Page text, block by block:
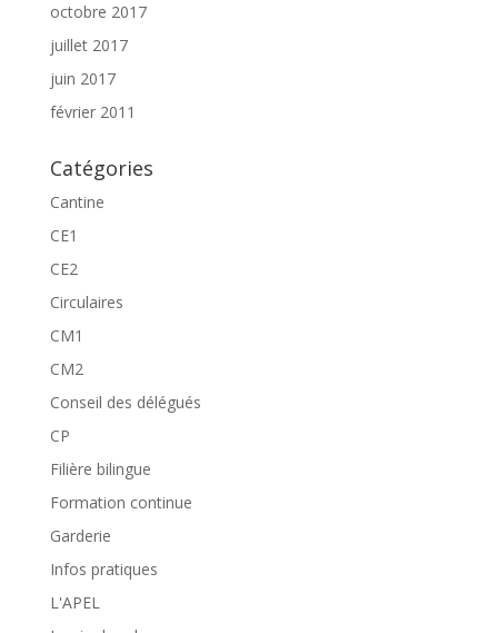
octobre 2017
juillet 2017
juin 2017
février 2011
Catégories
Cantine
CE1
CE2
Circulaires
CM1
CM2
Conseil des délégués
CP
Filière bilingue
Formation continue
Garderie
Infos pratiques
L'APEL